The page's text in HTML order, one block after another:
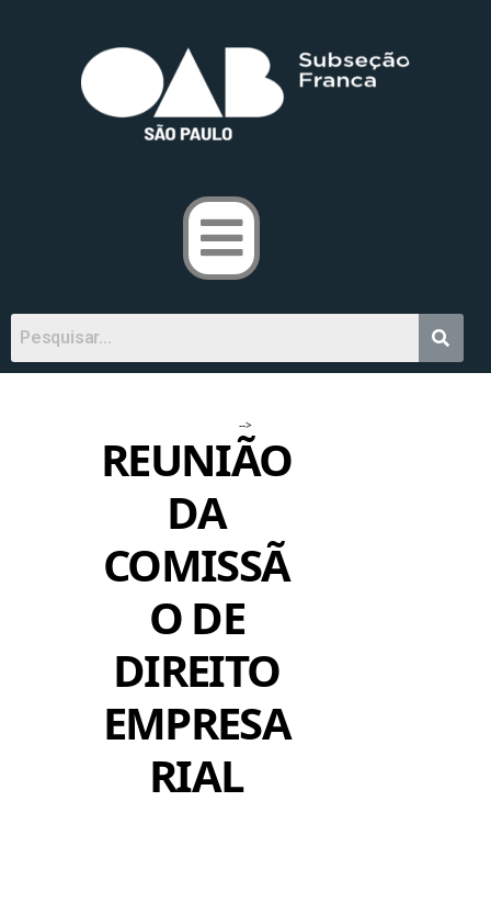
-->
REUNIÃO
DA
COMISSÃ
O DE
DIREITO
EMPRESA
RIAL